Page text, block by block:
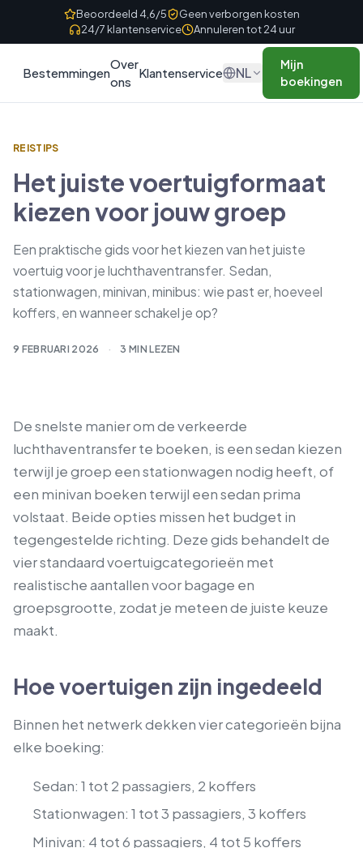
Skip to contentBeoordeeld 4,6/5
Geen verborgen kosten
24/7 klantenservice
Annuleren tot 24 uur
Bestemmingen
Over
ons
Klantenservice NL
Mijn
boekingen
REISTIPS
Het juiste voertuigformaat
kiezen voor jouw groep
Een praktische gids voor het kiezen van het juiste
voertuig voor je luchthaventransfer. Sedan,
stationwagen, minivan, minibus: wie past er, hoeveel
koffers, en wanneer schakel je op?
9 FEBRUARI 2026 · 3 MIN LEZEN
De snelste manier om de verkeerde
luchthaventransfer te boeken, is een sedan kiezen
terwijl je groep een stationwagen nodig heeft, of
een minivan boeken terwijl een sedan prima
volstaat. Beide opties missen het budget in
tegengestelde richting. Deze gids behandelt de
vier standaard voertuigcategorieën met
realistische aantallen voor bagage en
groepsgrootte, zodat je meteen de juiste keuze
maakt.
Hoe voertuigen zijn ingedeeld
Binnen het netwerk dekken vier categorieën bijna
elke boeking:
Sedan: 1 tot 2 passagiers, 2 koffers
Stationwagen: 1 tot 3 passagiers, 3 koffers
Minivan: 4 tot 6 passagiers, 4 tot 5 koffers